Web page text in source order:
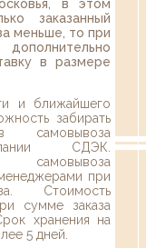
в этом
заказанный
меньше, то при
в размере
и ближайшего
забирать
самовывоза
СДЭК.
самовывоза
при
Стоимость
сумме заказа
хранения на
5 дней.